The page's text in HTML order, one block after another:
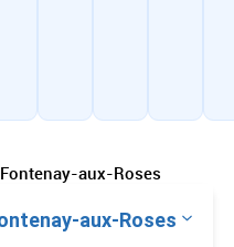
aux-Roses
aux-Roses